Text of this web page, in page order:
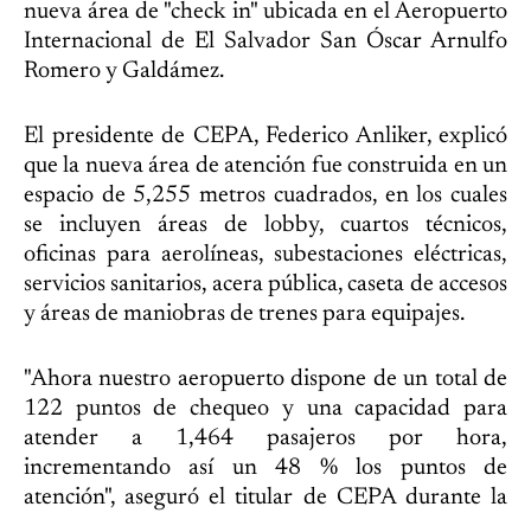
nueva área de "check in" ubicada en el Aeropuerto
Internacional de El Salvador San Óscar Arnulfo
Romero y Galdámez.
El presidente de CEPA, Federico Anliker, explicó
que la nueva área de atención fue construida en un
espacio de 5,255 metros cuadrados, en los cuales
se incluyen áreas de lobby, cuartos técnicos,
oficinas para aerolíneas, subestaciones eléctricas,
servicios sanitarios, acera pública, caseta de accesos
y áreas de maniobras de trenes para equipajes.
"Ahora nuestro aeropuerto dispone de un total de
122 puntos de chequeo y una capacidad para
atender a 1,464 pasajeros por hora,
incrementando así un 48 % los puntos de
atención", aseguró el titular de CEPA durante la